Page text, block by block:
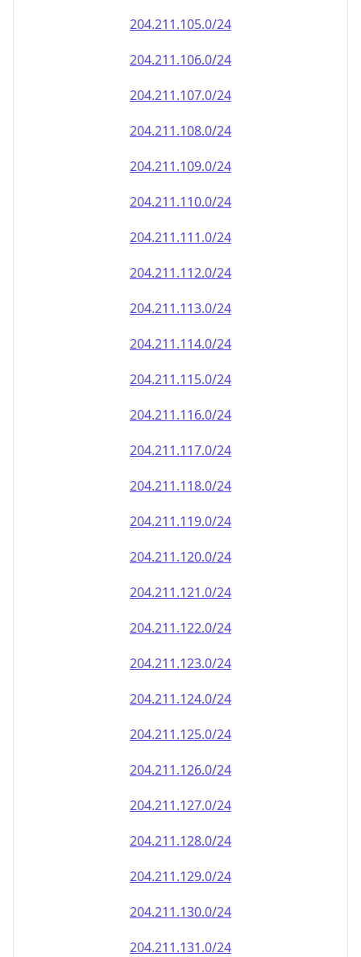
204.211.105.0/24
204.211.106.0/24
204.211.107.0/24
204.211.108.0/24
204.211.109.0/24
204.211.110.0/24
204.211.111.0/24
204.211.112.0/24
204.211.113.0/24
204.211.114.0/24
204.211.115.0/24
204.211.116.0/24
204.211.117.0/24
204.211.118.0/24
204.211.119.0/24
204.211.120.0/24
204.211.121.0/24
204.211.122.0/24
204.211.123.0/24
204.211.124.0/24
204.211.125.0/24
204.211.126.0/24
204.211.127.0/24
204.211.128.0/24
204.211.129.0/24
204.211.130.0/24
204.211.131.0/24